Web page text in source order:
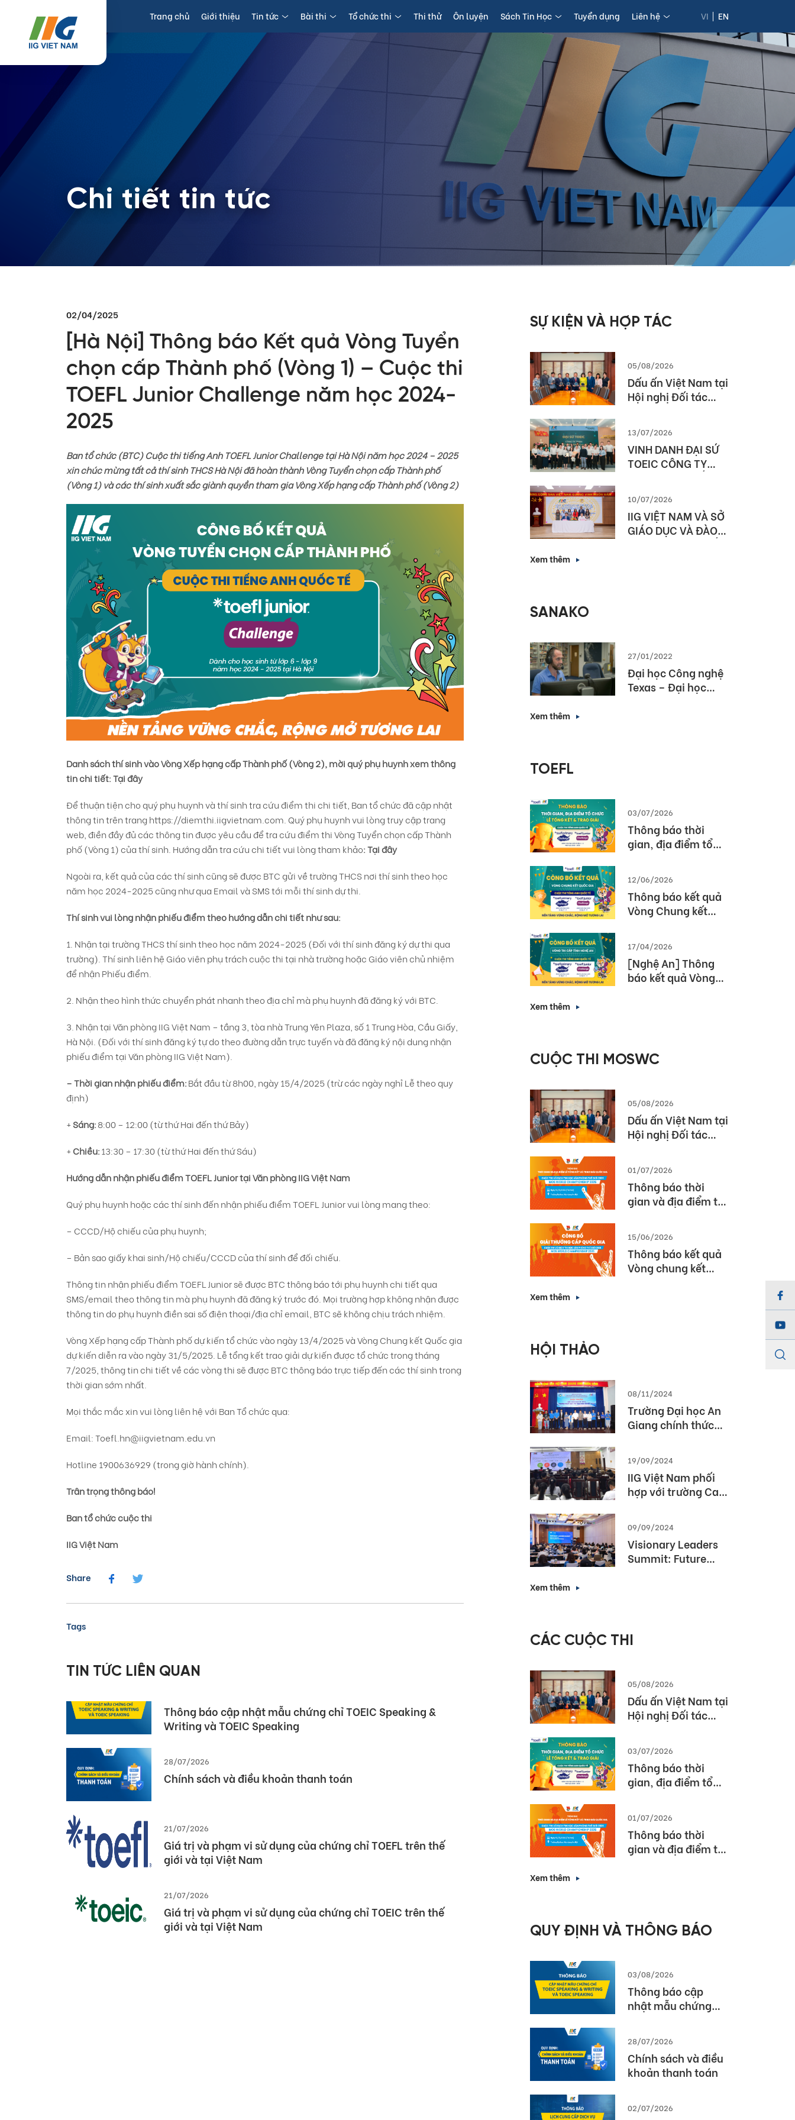
Trang chủ Giới thiệu Tin tức Bài thi Tổ chức thi Thi thử Ôn luyện Sách Tin Học Tuyển dụng Liên hệ VI EN
Chi tiết tin tức
02/04/2025
[Hà Nội] Thông báo Kết quả Vòng Tuyển
chọn cấp Thành phố (Vòng 1) – Cuộc thi
TOEFL Junior Challenge năm học 2024-
2025
Ban tổ chức (BTC) Cuộc thi tiếng Anh TOEFL Junior Challenge tại Hà Nội năm học 2024 – 2025
xin chúc mừng tất cả thí sinh THCS Hà Nội đã hoàn thành Vòng Tuyển chọn cấp Thành phố
(Vòng 1) và các thí sinh xuất sắc giành quyền tham gia Vòng Xếp hạng cấp Thành phố (Vòng 2)
Danh sách thí sinh vào Vòng Xếp hạng cấp Thành phố (Vòng 2), mời quý phụ huynh xem thông
tin chi tiết:Tại đây
Để thuận tiện cho quý phụ huynh và thí sinh tra cứu điểm thi chi tiết, Ban tổ chức đã cập nhật
thông tin trên tranghttps://diemthi.iigvietnam.com . Quý phụ huynh vui lòng truy cập trang
web, điền đầy đủ các thông tin được yêu cầu để tra cứu điểm thi Vòng Tuyển chọn cấp Thành
phố (Vòng 1) của thí sinh. Hướng dẫn tra cứu chi tiết vui lòng tham khảo:Tại đây
Ngoài ra, kết quả của các thí sinh cũng sẽ được BTC gửi về trường THCS nơi thí sinh theo học
năm học 2024-2025 cũng như qua Email và SMS tới mỗi thí sinh dự thi.
Thí sinh vui lòng nhận phiếu điểm theo hướng dẫn chi tiết như sau:
1. Nhận tại trường THCS thí sinh theo học năm 2024-2025 (Đối với thí sinh đăng ký dự thi qua
trường). Thí sinh liên hệ Giáo viên phụ trách cuộc thi tại nhà trường hoặc Giáo viên chủ nhiệm
để nhận Phiếu điểm.
2. Nhận theo hình thức chuyển phát nhanh theo địa chỉ mà phụ huynh đã đăng ký với BTC.
3. Nhận tại Văn phòng IIG Việt Nam – tầng 3, tòa nhà Trung Yên Plaza, số 1 Trung Hòa, Cầu Giấy,
Hà Nội. (Đối với thí sinh đăng ký tự do theo đường dẫn trực tuyến và đã đăng ký nội dung nhận
phiếu điểm tại Văn phòng IIG Việt Nam).
– Thời gian nhận phiếu điểm:Bắt đầu từ 8h00, ngày 15/4/2025 (trừ các ngày nghỉ Lễ theo quy
định)
+Sáng:8:00 – 12:00 (từ thứ Hai đến thứ Bảy)
+Chiều:13:30 – 17:30 (từ thứ Hai đến thứ Sáu)
Hướng dẫn nhận phiếu điểm TOEFLJuniortại Văn phòng IIG Việt Nam
Quý phụ huynh hoặc các thí sinh đến nhận phiếu điểm TOEFL Junior vui lòng mang theo:
– CCCD/Hộ chiếu của phụ huynh;
– Bản sao giấy khai sinh/Hộ chiếu/CCCD của thí sinh để đối chiếu.
Thông tin nhận phiếu điểm TOEFL Junior sẽ được BTC thông báo tới phụ huynh chi tiết qua
SMS/email theo thông tin mà phụ huynh đã đăng ký trước đó. Mọi trường hợp không nhận được
thông tin do phụ huynh điền sai số điện thoại/địa chỉ email, BTC sẽ không chịu trách nhiệm.
Vòng Xếp hạng cấp Thành phố dự kiến tổ chức vào ngày 13/4/2025 và Vòng Chung kết Quốc gia
dự kiến diễn ra vào ngày 31/5/2025. Lễ tổng kết trao giải dự kiến được tổ chức trong tháng
7/2025, thông tin chi tiết về các vòng thi sẽ được BTC thông báo trực tiếp đến các thí sinh trong
thời gian sớm nhất.
Mọi thắc mắc xin vui lòng liên hệ với Ban Tổ chức qua:
Email:Toefl.hn@iigvietnam.edu.vn
Hotline 1900636929 (trong giờ hành chính).
Trân trọng thông báo!
Ban tổ chức cuộc thi
IIG Việt Nam
Share
Tags
TIN TỨC LIÊN QUAN
05/08/2026
Dấu ấn Việt Nam tại Hội nghị Đối tác Giáo dục Toàn cầu
03/08/2026
28/07/2026
Chính sách và điều khoản thanh toán
21/07/2026
Giá trị và phạm vi sử dụng của chứng chỉ TOEFL trên thế
SỰ KIỆN VÀ HỢP TÁC
05/08/2026
Dấu ấn Việt Nam tại
Hội nghị Đối tác
Partner Summit –
GPS) 2026
13/07/2026
VINH DANH ĐẠI SỨ
TOEIC CÔNG TY
ĐẮK LẮK (SIMEXCO
DAKLAK)
10/07/2026
IIG VIỆT NAM VÀ SỞ
GIÁO DỤC VÀ ĐÀO
Xem thêm
SANAKO
27/01/2022
Đại học Công nghệ
Texas – Đại học
Xem thêm
TOEFL
03/07/2026
Thông báo thời
gian, địa điểm tổ
TOEFL Challenge
năm học 2025 –
2026
12/06/2026
Thông báo kết quả
Vòng Chung kết
năm học 2025 –
2026
17/04/2026
[Nghệ An] Thông
báo kết quả Vòng
Xem thêm
CUỘC THI MOSWC
05/08/2026
Dấu ấn Việt Nam tại
Hội nghị Đối tác
Partner Summit –
GPS) 2026
01/07/2026
Thông báo thời
gian và địa điểm tổ
Cuộc thi MOS World
Championship
2026
15/06/2026
Thông báo kết quả
Vòng chung kết
Xem thêm
HỘI THẢO
08/11/2024
Trường Đại học An
Giang chính thức
19/09/2024
IIG Việt Nam phối
hợp với trường Cao
“TOEIC- Chuẩn đầu
ra tiếng Anh- Bí
Quyết chinh phục
09/09/2024
Visionary Leaders
Summit: Future
trong nhà trường
Xem thêm
CÁC CUỘC THI
05/08/2026
Dấu ấn Việt Nam tại
Hội nghị Đối tác
Partner Summit –
GPS) 2026
03/07/2026
Thông báo thời
gian, địa điểm tổ
TOEFL Challenge
năm học 2025 –
2026
01/07/2026
Thông báo thời
gian và địa điểm tổ
2026
Xem thêm
QUY ĐỊNH VÀ THÔNG BÁO
03/08/2026
Thông báo cập
nhật mẫu chứng
Speaking
28/07/2026
Chính sách và điều
khoản thanh toán
02/07/2026